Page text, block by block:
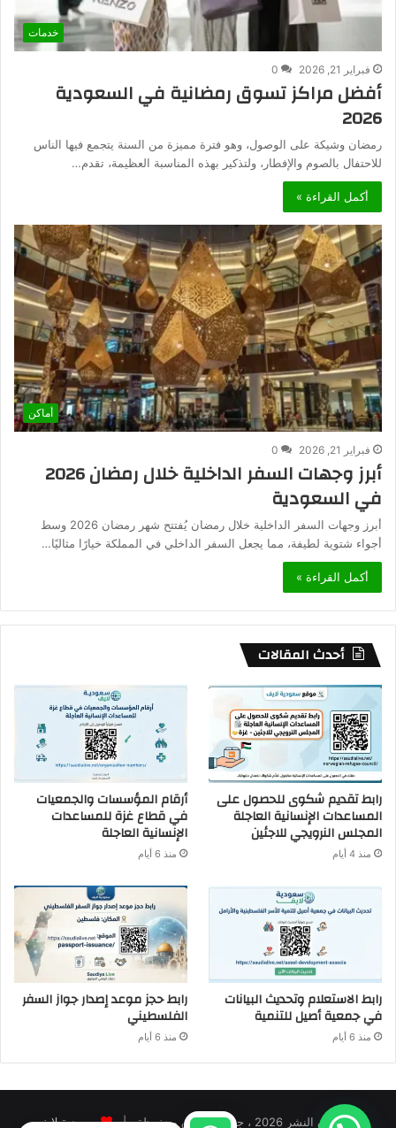
خدمات
فبراير 21, 2026 0
أفضل مراكز تسوق رمضانية في السعودية
2026
رمضان وشيكة على الوصول، وهو فترة مميزة من السنة يتجمع فيها الناس
للاحتفال بالصوم والإفطار، ولتذكير بهذه المناسبة العظيمة، تقدم…
أكمل القراءة »
أماكن
فبراير 21, 2026 0
أبرز وجهات السفر الداخلية خلال رمضان 2026
في السعودية
أبرز وجهات السفر الداخلية خلال رمضان يُفتتح شهر رمضان 2026 وسط
أجواء شتوية لطيفة، مما يجعل السفر الداخلي في المملكة خيارًا مثاليًا…
أكمل القراءة »
أحدث المقالات
رابط تقديم شكوى للحصول على
المساعدات الإنسانية العاجلة
المجلس النرويجي للاجئين
منذ 4 أيام
أرقام المؤسسات والجمعيات
في قطاع غزة للمساعدات
الإنسانية العاجلة
منذ 6 أيام
رابط الاستعلام وتحديث البيانات
في جمعية أصيل للتنمية
منذ 6 أيام
رابط حجز موعد إصدار جواز السفر
الفلسطيني
منذ 6 أيام
© حقوق النشر 2026 ، جميع الحقوق محفوظة | سعودية لايف